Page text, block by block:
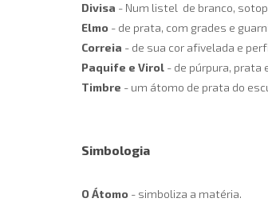
Divisa - Num listel de branco,
Elmo - de prata, com grades e
Correia - de sua cor afivelada e
Paquife e Virol - de púrpura, prata
Timbre - um átomo de prata do
Simbologia
O Átomo - simboliza a matéria.